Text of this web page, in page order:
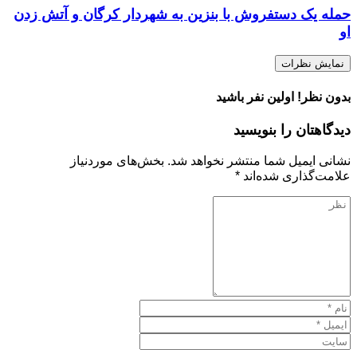
حمله یک دستفروش با بنزین به شهردار کرگان و آتش زدن
او
نمایش نظرات
بدون نظر! اولین نفر باشید
دیدگاهتان را بنویسید
نشانی ایمیل شما منتشر نخواهد شد. بخش‌های موردنیاز
علامت‌گذاری شده‌اند *